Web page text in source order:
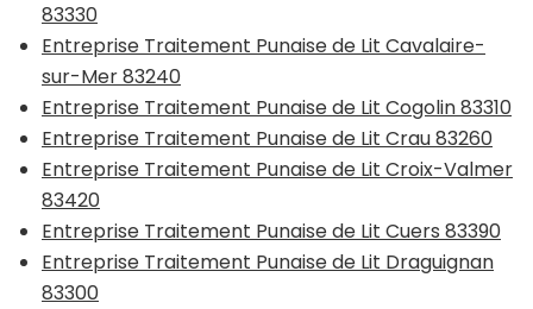
83330
Entreprise Traitement Punaise de Lit Cavalaire-
sur-Mer 83240
Entreprise Traitement Punaise de Lit Cogolin 83310
Entreprise Traitement Punaise de Lit Crau 83260
Entreprise Traitement Punaise de Lit Croix-Valmer
83420
Entreprise Traitement Punaise de Lit Cuers 83390
Entreprise Traitement Punaise de Lit Draguignan
83300